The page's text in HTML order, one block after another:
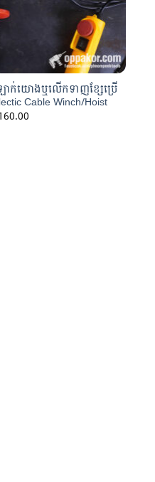
ក់យោងឬលើកទាញខ្សែប្រើ
Cable Winch/Hoist